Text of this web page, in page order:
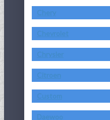
Chery
Chevrolet
Chrysler
Citroen
Custom
Daewoo